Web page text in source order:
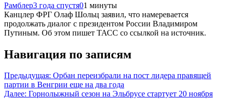
Рамблер3 года спустя01 минуты
Канцлер ФРГ Олаф Шольц заявил, что намеревается
продолжать диалог с президентом России Владимиром
Путиным. Об этом пишет ТАСС со ссылкой на источник.
Навигация по записям
Предыдущая: Орбан переизбрали на пост лидера правящей
партии в Венгрии еще на два года
Далее: Горнолыжный сезон на Эльбрусе стартует 20 ноября